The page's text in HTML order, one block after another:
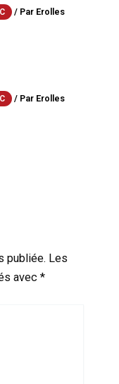
/ Par Erolles
/ Par Erolles
publiée. Les
avec *